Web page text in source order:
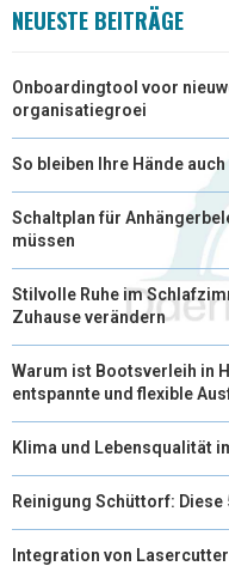
E
)
K
NEUESTE BEITRÄGE
Onboardingtool voor
organisatiegroei
So bleiben Ihre Hände
Schaltplan für
müssen
Stilvolle Ruhe im
Zuhause verändern
Warum ist Bootsverleih in
entspannte und flexible
Klima und Lebensqualität
Reinigung Schüttorf:
Integration von